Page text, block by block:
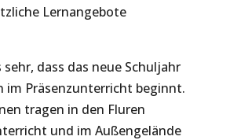
Lernangebote
dass das neue Schuljahr
im Präsenzunterricht beginnt.
tragen in den Fluren
und im Außengelände